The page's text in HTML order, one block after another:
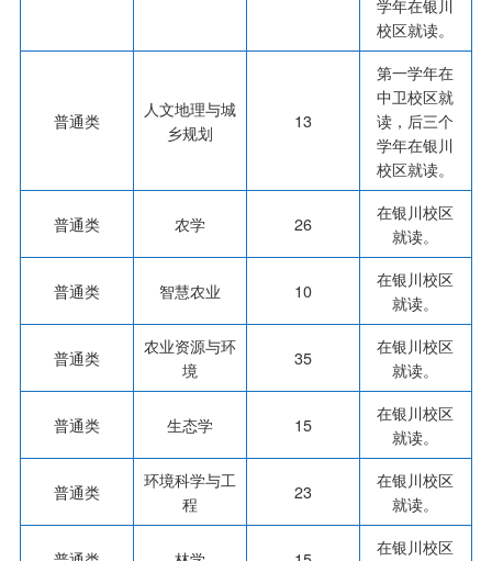
学年在银川
校区就读。
普通类
人文地理与城
乡规划
13
第一学年在
中卫校区就
读，后三个
学年在银川
校区就读。
普通类 农学 26
在银川校区
就读。
普通类 智慧农业 10
在银川校区
就读。
普通类
农业资源与环
境
35
在银川校区
就读。
普通类 生态学 15
在银川校区
就读。
普通类
环境科学与工
程
23
在银川校区
就读。
在银川校区